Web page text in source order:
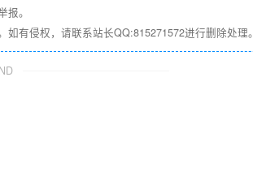
。
有侵权，请联系站长QQ:815271572进行删除处理。